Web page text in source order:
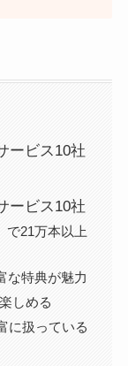
ービス10社
ービス10社
で21万本以上
な特典が魅力
しめる
に扱っている